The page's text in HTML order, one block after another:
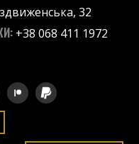
32
+38 068 411 1972